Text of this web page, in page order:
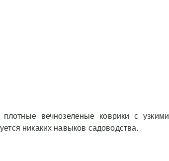
вечнозеленые коврики с узкими
никаких навыков садоводства.